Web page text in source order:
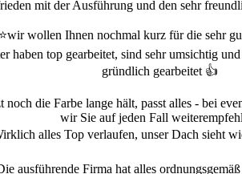
mit der Ausführung und den sehr
wollen Ihnen nochmal kurz für die sehr
haben top gearbeitet, sind sehr umsichtig
gründlich gearbeitet 👍
noch die Farbe lange hält, passt alles - bei
wir Sie auf jeden Fall
alles Top verlaufen, unser Dach sieht
ausführende Firma hat alles